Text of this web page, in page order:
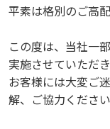
平素は格別のご高
この度は、当社一
実施させていただき
お客様には大変ご
解、ご協力くださ